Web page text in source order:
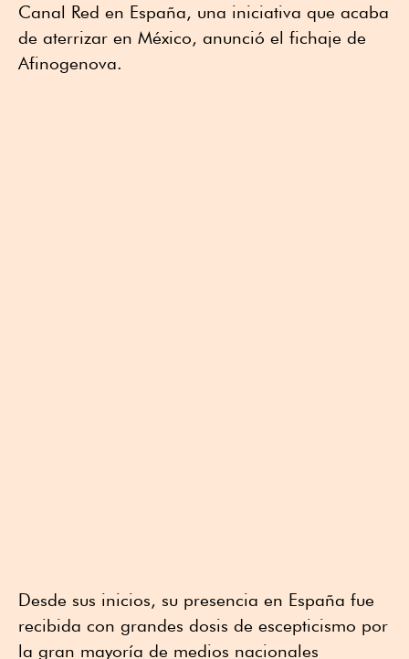
Canal Red en España, una iniciativa que acaba
de aterrizar en México, anunció el fichaje de
Afinogenova.
Desde sus inicios, su presencia en España fue
recibida con grandes dosis de escepticismo por
la gran mayoría de medios nacionales